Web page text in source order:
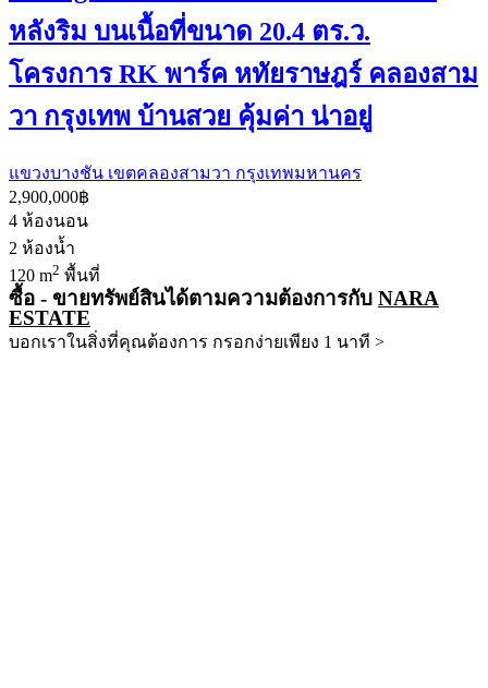
หลังริม บนเนื้อที่ขนาด 20.4 ตร.ว.
โครงการ RK พาร์ค หทัยราษฎร์ คลองสาม
วา กรุงเทพ บ้านสวย คุ้มค่า น่าอยู่
แขวงบางชัน เขตคลองสามวา กรุงเทพมหานคร
2,900,000฿
4 ห้องนอน
2 ห้องน้ำ
120 m2 พื้นที่
ซื้อ - ขายทรัพย์สินได้ตามความต้องการกับ NARA
ESTATE
บอกเราในสิ่งที่คุณต้องการ กรอกง่ายเพียง 1 นาที >